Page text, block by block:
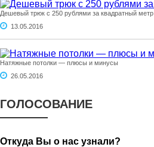
Дешевый трюк с 250 рублями за квадратный метр
13.05.2016
Натяжные потолки — плюсы и минусы
26.05.2016
ГОЛОСОВАНИЕ
Откуда Вы о нас узнали?